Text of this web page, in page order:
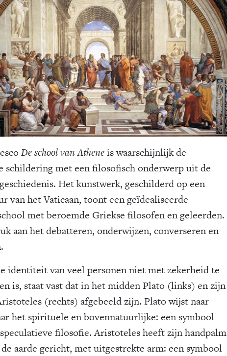
De school van Atheneis waarschijnlijk de
schildering met een filosofisch onderwerp uit de
Het kunstwerk, geschilderd op een
van het Vaticaan, toont een geïdealiseerde
met beroemde Griekse filosofen en geleerden.
aan het debatteren, onderwijzen, converseren en
identiteit van veel personen niet met zekerheid te
is, staat vast dat in het midden Plato (links) en zijn
(rechts) afgebeeld zijn. Plato wijst naar
het spirituele en bovennatuurlijke: een symbool
filosofie. Aristoteles heeft zijn handpalm
aarde gericht, met uitgestrekte arm: een symbool